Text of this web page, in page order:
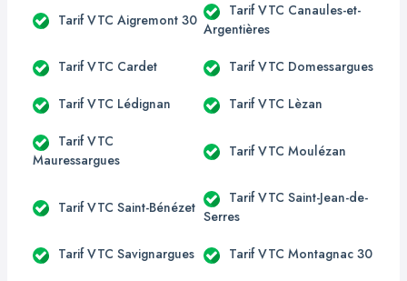
Tarif VTC Aigremont 30
Tarif VTC Canaules-et-
Argentières
Tarif VTC Cardet Tarif VTC Domessargues
Tarif VTC Lédignan Tarif VTC Lèzan
Tarif VTC
Mauressargues
Tarif VTC Moulézan
Tarif VTC Saint-Bénézet
Tarif VTC Saint-Jean-de-
Serres
Tarif VTC Savignargues Tarif VTC Montagnac 30